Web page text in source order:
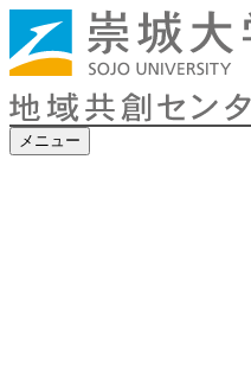
メニュー